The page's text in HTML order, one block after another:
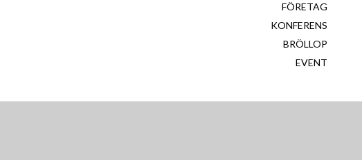
FÖRETAG
KONFERENS
BRÖLLOP
EVENT